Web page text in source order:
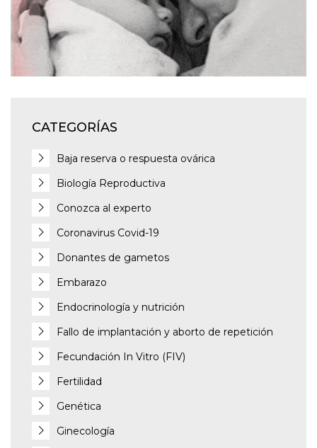
CATEGORÍAS
Baja reserva o respuesta ovárica
Biología Reproductiva
Conozca al experto
Coronavirus Covid-19
Donantes de gametos
Embarazo
Endocrinología y nutrición
Fallo de implantación y aborto de repetición
Fecundación In Vitro (FIV)
Fertilidad
Genética
Ginecología